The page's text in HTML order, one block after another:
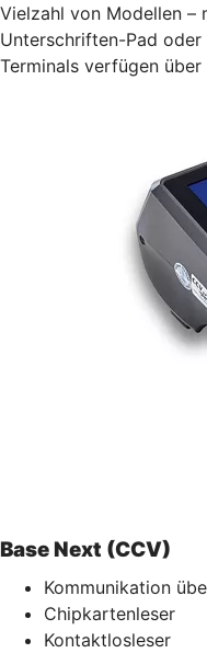
Vielzahl von Modellen –
Unterschriften-Pad oder
Terminals verfügen
Base Next (CCV)
Kommunikation
Chipkartenleser
Kontaktlosleser